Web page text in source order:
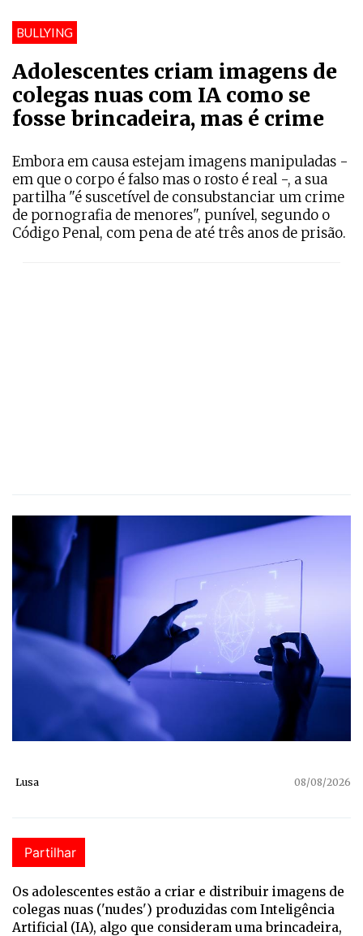
BULLYING
Adolescentes criam imagens de
colegas nuas com IA como se
fosse brincadeira, mas é crime
Embora em causa estejam imagens manipuladas -
em que o corpo é falso mas o rosto é real -, a sua
partilha "é suscetível de consubstanciar um crime
de pornografia de menores", punível, segundo o
Código Penal, com pena de até três anos de prisão.
Lusa 08/08/2026
Partilhar
Os adolescentes estão a criar e distribuir imagens de
colegas nuas ('nudes') produzidas com Inteligência
Artificial (IA), algo que consideram uma brincadeira,